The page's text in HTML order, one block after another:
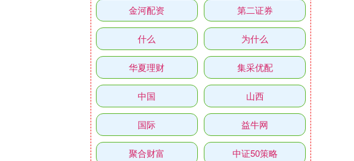
金河配资 第二证券
什么 为什么
华夏理财 集采优配
中国 山西
国际 益牛网
聚合财富 中证50策略